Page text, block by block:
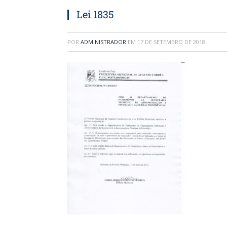
Lei 1835
POR ADMINISTRADOR EM 17 DE SETEMBRO DE 2018